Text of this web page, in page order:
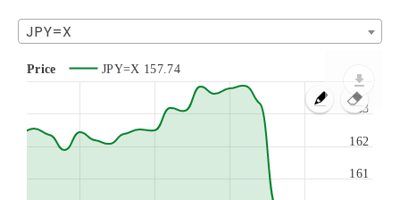
JPY=X
Price JPY=X 157.74
161
162
163